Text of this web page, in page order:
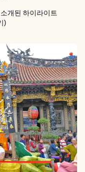
개된 하이라이트
)